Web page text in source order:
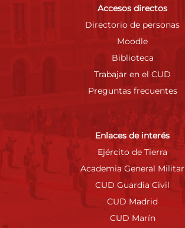
Accesos directos
Directorio de personas
Moodle
Biblioteca
Trabajar en el CUD
Preguntas frecuentes
Enlaces de interés
Ejército de Tierra
Academia General Militar
CUD Guardia Civil
CUD Madrid
CUD Marín